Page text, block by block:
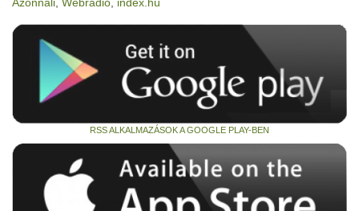
RSS ALKALMAZÁSOK A GOOGLE PLAY-BEN